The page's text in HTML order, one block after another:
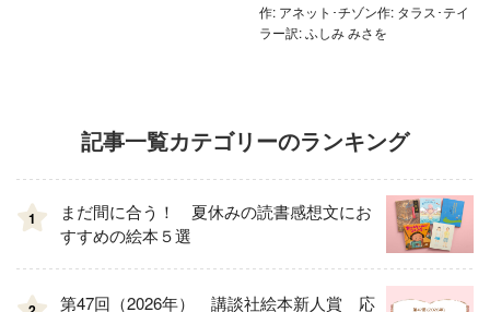
作: アネット･チゾン作: タラス･テイ
ラー訳: ふしみ みさを
記事一覧カテゴリーのランキング
1
まだ間に合う！ 夏休みの読書感想文にお
すすめの絵本５選
第47回（2026年） 講談社絵本新人賞 応